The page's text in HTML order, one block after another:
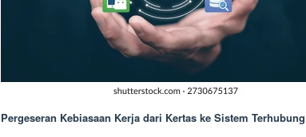
Pergeseran Kebiasaan Kerja dari Kertas ke Sistem Terhubung